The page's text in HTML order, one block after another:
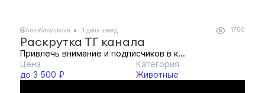
@AnnaVasyukova 1 день назад 1700
Раскрутка ТГ канала
Привлечь внимание и подписчиков в к...
Цена
до 3 500 ₽
Категория
Животные